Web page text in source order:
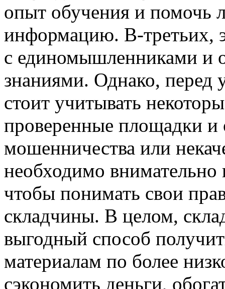
опыт обучения и помочь
информацию. В-третьих,
с единомышленниками и
знаниями. Однако, перед
стоит учитывать
проверенные площадки и
мошенничества или
необходимо внимательно
чтобы понимать свои
складчины. В целом,
выгодный способ
материалам по более
сэкономить деньги,